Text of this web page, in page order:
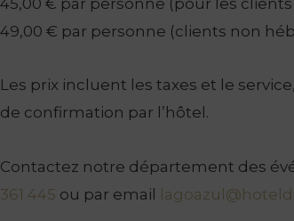
49,00 € par personne (clients non
Les prix incluent les taxes et le
de confirmation par l’hôtel.
Contactez notre département des
361 445 ou par email